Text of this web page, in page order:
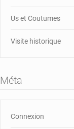
Us et Coutumes
Visite historique
Méta
Connexion